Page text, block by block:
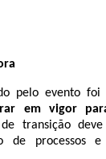
pelo evento
em vigor
transição
de processos